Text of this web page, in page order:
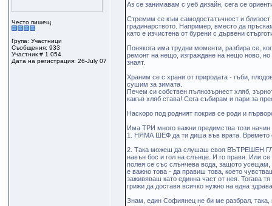
Често пишещ
Група: Участници
Съобщения: 933
Участник # 1 054
Дата на регистрация: 26-July 07
Аз се занимавам с уеб дизайн, сега се
Стремим се към самодостатъчност и близост
градинарството. Например, вместо да
като е изчистена от бурени с дървени
Понякога има трудни моменти, разбира се,
ремонт на нещо, изграждане на нещо ново,
знаят.
Храним се с храни от природата - гъби,
сушим за зимата.
Печем си собствен пълнозърнест хляб,
какъв хляб става! Сега събирам и пари за
Наскоро под родният покрив се роди и
Има ТРИ много важни предимства този начин
1. НЯМА ШЕФ да ти диша във врата. Времето
2. Така можеш да слушаш своя ВЪТРЕШЕН
навън бос и гол на слънце. И го правя. Или
полея се със слънчева вода, защото
е важно това - да правиш това, което
заживяваш като единна част от нея. Тогава
грижи да доставя всичко нужно на една
Знам, един Софиянец не би ме разбрал, така,